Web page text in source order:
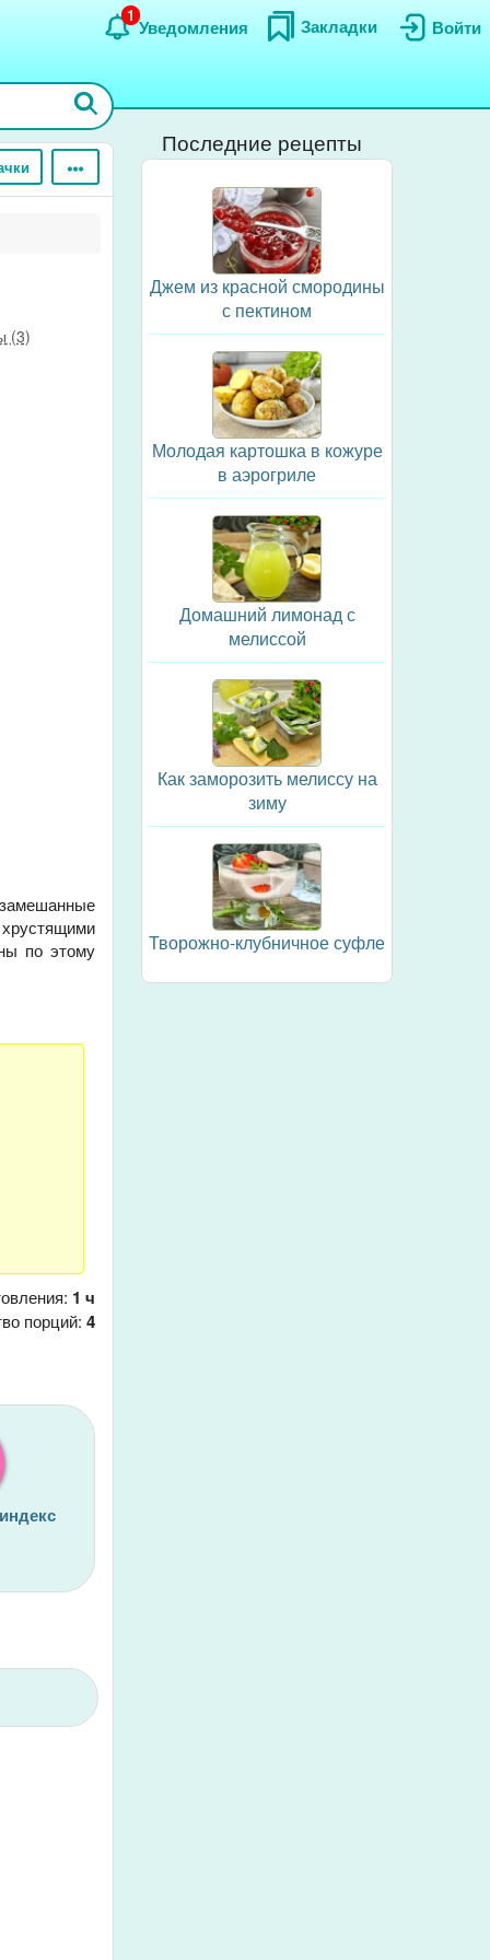
Войти
Закладки
Уведомления
1
(3)
по этому
1 ч
порций: 4
Последние рецепты
Джем из красной смородины
с пектином
Молодая картошка в кожуре
в аэрогриле
Домашний лимонад с
мелиссой
Как заморозить мелиссу на
зиму
Творожно-клубничное суфле